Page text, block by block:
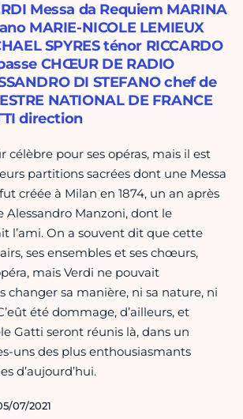
Messa da Requiem MARINA
MARIE-NICOLE LEMIEUX
SPYRES ténor RICCARDO
CHŒUR DE RADIO
DI STEFANO chef de
NATIONAL DE FRANCE
direction
célèbre pour ses opéras, mais il est
partitions sacrées dont une Messa
créée à Milan en 1874, un an après
Alessandro Manzoni, dont le
l’ami. On a souvent dit que cette
ses ensembles et ses chœurs,
mais Verdi ne pouvait
changer sa manière, ni sa nature, ni
été dommage, d’ailleurs, et
Gatti seront réunis là, dans un
uns des plus enthousiasmants
d’aujourd’hui.
07/2021